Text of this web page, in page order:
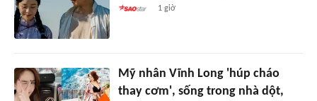
1 giờ
Mỹ nhân Vĩnh Long 'húp cháo
thay cơm', sống trong nhà dột,